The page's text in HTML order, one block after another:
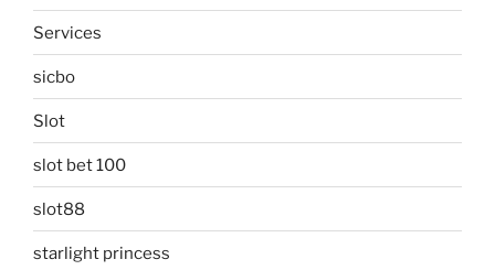
Services
sicbo
Slot
slot bet 100
slot88
starlight princess